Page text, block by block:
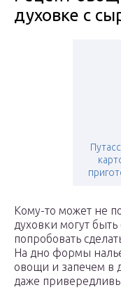
духовке с
Кому-то может не
духовки могут
попробовать
На дно формы
овощи и запечем в
даже